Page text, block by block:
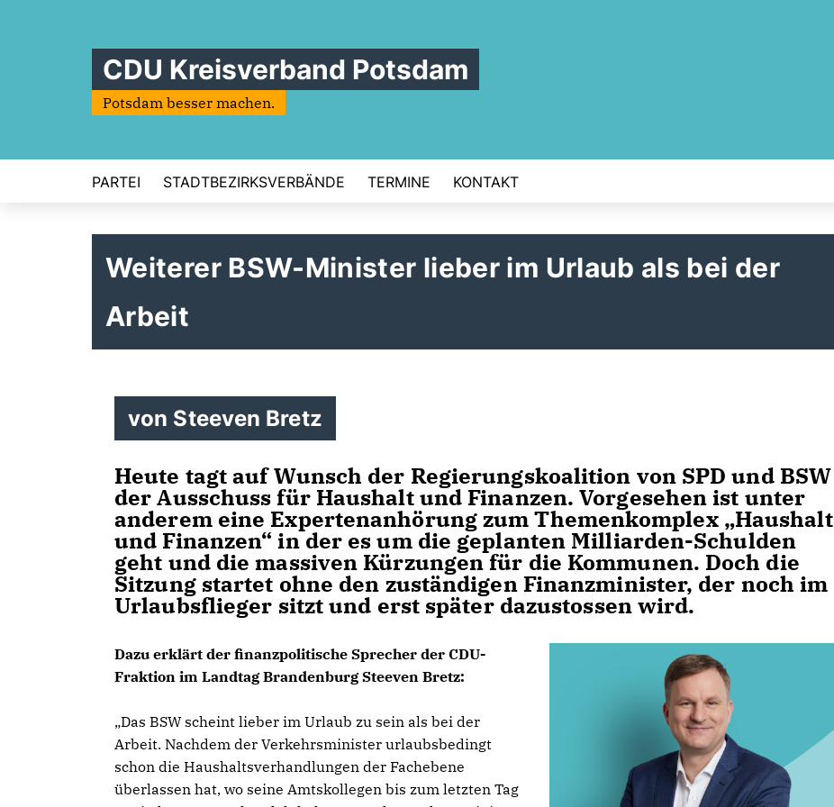
CDU Kreisverband Potsdam
Potsdam besser machen.
PARTEI STADTBEZIRKSVERBÄNDE TERMINE KONTAKT
Weiterer BSW-Minister lieber im Urlaub als bei der
Arbeit
von Steeven Bretz
Heute tagt auf Wunsch der Regierungskoalition von SPD und BSW
der Ausschuss für Haushalt und Finanzen. Vorgesehen ist unter
anderem eine Expertenanhörung zum Themenkomplex „Haushalt
und Finanzen“ in der es um die geplanten Milliarden-Schulden
geht und die massiven Kürzungen für die Kommunen. Doch die
Sitzung startet ohne den zuständigen Finanzminister, der noch im
Urlaubsflieger sitzt und erst später dazustossen wird.
Dazu erklärt der finanzpolitische Sprecher der CDU-
Fraktion im Landtag Brandenburg Steeven Bretz:
Das BSW scheint lieber im Urlaub zu sein als bei der
Arbeit. Nachdem der Verkehrsminister urlaubsbedingt
schon die Haushaltsverhandlungen der Fachebene
überlassen hat, wo seine Amtskollegen bis zum letzten Tag